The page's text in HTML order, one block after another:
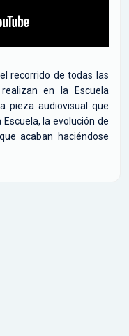
recorrido de todas las
en la Escuela
pieza audiovisual que
la evolución de
acaban haciéndose